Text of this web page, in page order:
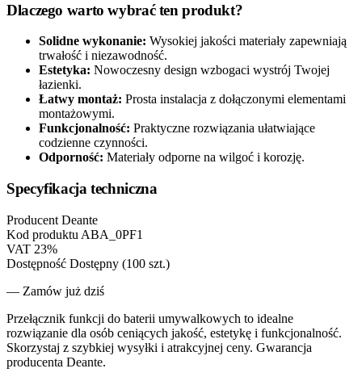
Dlaczego warto wybrać ten produkt?
Solidne wykonanie: Wysokiej jakości materiały zapewniają
trwałość i niezawodność.
Estetyka: Nowoczesny design wzbogaci wystrój Twojej
łazienki.
Łatwy montaż: Prosta instalacja z dołączonymi elementami
montażowymi.
Funkcjonalność: Praktyczne rozwiązania ułatwiające
codzienne czynności.
Odporność: Materiały odporne na wilgoć i korozję.
Specyfikacja techniczna
Producent Deante
Kod produktu ABA_0PF1
VAT 23%
Dostępność Dostępny (100 szt.)
— Zamów już dziś
Przełącznik funkcji do baterii umywalkowych to idealne
rozwiązanie dla osób ceniących jakość, estetykę i funkcjonalność.
Skorzystaj z szybkiej wysyłki i atrakcyjnej ceny. Gwarancja
producenta Deante.